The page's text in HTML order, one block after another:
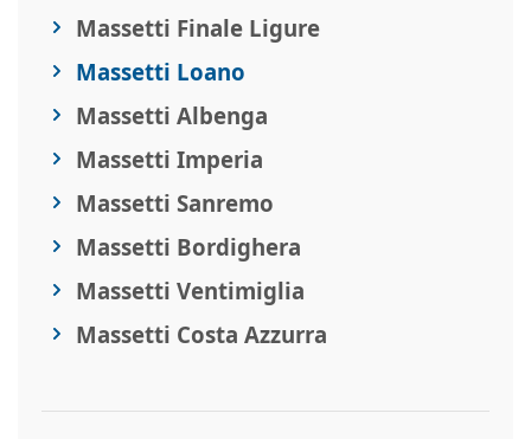
Massetti Finale Ligure
Massetti Loano
Massetti Albenga
Massetti Imperia
Massetti Sanremo
Massetti Bordighera
Massetti Ventimiglia
Massetti Costa Azzurra